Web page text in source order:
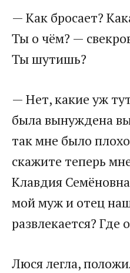
​— Как бросает?
Ты о чём? —
Ты шутишь?​
​— Нет, какие уж
была вынуждена
так мне было
скажите теперь
Клавдия
мой муж и отец
развлекается? Где
​Люся легла,